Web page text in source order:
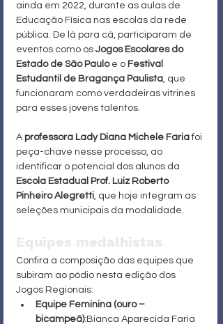
ainda em 2022, durante as aulas de
Educação Física nas escolas da rede
pública. De lá para cá, participaram de
eventos como os Jogos Escolares do
Estado de São Paulo e o Festival
Estudantil de Bragança Paulista, que
funcionaram como verdadeiras vitrines
para esses jovens talentos.
A professora Lady Diana Michele Faria foi
peça-chave nesse processo, ao
identificar o potencial dos alunos da
Escola Estadual Prof. Luiz Roberto
Pinheiro Alegretti, que hoje integram as
seleções municipais da modalidade.
Confira a composição das equipes que
subiram ao pódio nesta edição dos
Jogos Regionais:
Equipe Feminina (ouro –
bicampeã):Bianca Aparecida Faria